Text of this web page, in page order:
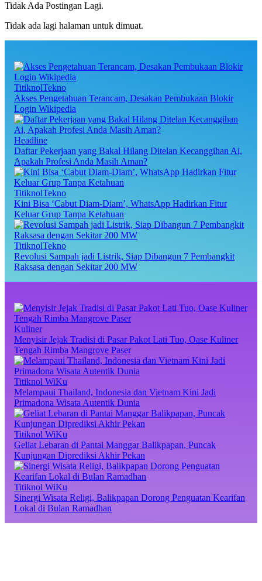
Tidak Ada Postingan Lagi.
Tidak ada lagi halaman untuk dimuat.
TitiknolTekno
Akses Pengetahuan Terancam, Desakan Pembukaan Blokir
Login Wikipedia
Headline
Daftar Pekerjaan yang Bakal Hilang Ditelan Kecanggihan Ai,
Apakah Profesi Anda Masih Aman?
TitiknolTekno
Kini Bisa ‘Cabut Diam-Diam’, WhatsApp Hadirkan Fitur
Keluar Grup Tanpa Ketahuan
TitiknolTekno
Revolusi Sampah jadi Listrik, Siap Dibangun 7 Pembangkit
Raksasa dengan Sekitar 200 MW
Kuliner
Menyisir Jejak Tradisi di Pasar Pakot Lati Tuo, Oase Kuliner
Tengah Rimba Mangrove Paser
Titiknol WiKu
Melampaui Thailand, Indonesia dan Vietnam Kini Jadi
Primadona Wisata Autentik Dunia
Titiknol WiKu
Geliat Lebaran di Pantai Manggar Balikpapan, Puncak
Kunjungan Diprediksi Akhir Pekan
Titiknol WiKu
Sinergi Wisata Religi, Balikpapan Dorong Penguatan Kearifan
Lokal di Bulan Ramadhan